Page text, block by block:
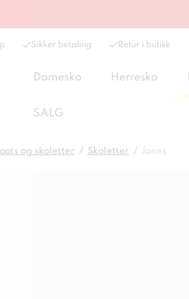
Sikker betaling Retur i butikk
Damesko Herresko
SALG
og skoletter Skoletter Jones